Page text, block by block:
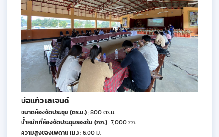
บ่อแก้ว เลเจนด์
ขนาดห้องจัดประชุม (ตร.ม.): 800 ตร.ม.
น้ำหนักที่ห้องจัดประชุมรองรับ (กก.): 7,000 กก.
ความสูงของเพดาน (ม.): 6.00 ม.